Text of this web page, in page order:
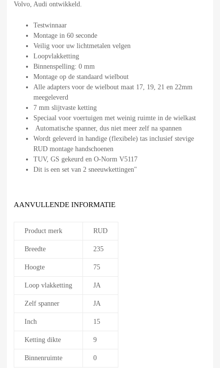
Volvo, Audi ontwikkeld.
Testwinnaar
Montage in 60 seconde
Veilig voor uw lichtmetalen velgen
Loopvlakketting
Binnenspelling: 0 mm
Montage op de standaard wielbout
Alle adapters voor de wielbout maat 17, 19, 21 en 22mm
meegeleverd
7 mm slijtvaste ketting
Speciaal voor voertuigen met weinig ruimte in de wielkast
Automatische spanner, dus niet meer zelf na spannen
Wordt geleverd in handige (flexibele) tas inclusief stevige
RUD montage handschoenen
TUV, GS gekeurd en O-Norm V5117
Dit is een set van 2 sneeuwkettingen"
AANVULLENDE INFORMATIE
Product merk RUD
Breedte 235
Hoogte 75
Loop vlakketting JA
Zelf spanner JA
Inch 15
Ketting dikte 9
Binnenruimte 0